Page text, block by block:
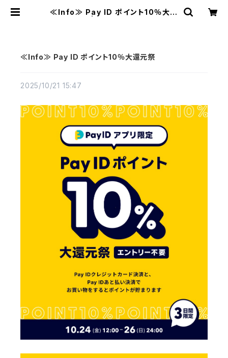
≪Info≫ Pay ID ポイント10％大還
≪Info≫ Pay ID ポイント10％大還元祭
2025/10/21 15:47